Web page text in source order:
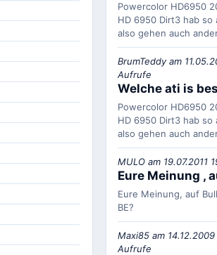
Powercolor HD6950
HD 6950 Dirt3 hab
also gehen auch
BrumTeddy am
Aufrufe
Welche ati is
Powercolor HD6950
HD 6950 Dirt3 hab
also gehen auch
MULO am 19.07.2011
Eure Meinung ,
Eure Meinung, auf
BE?
Maxi85 am
Aufrufe